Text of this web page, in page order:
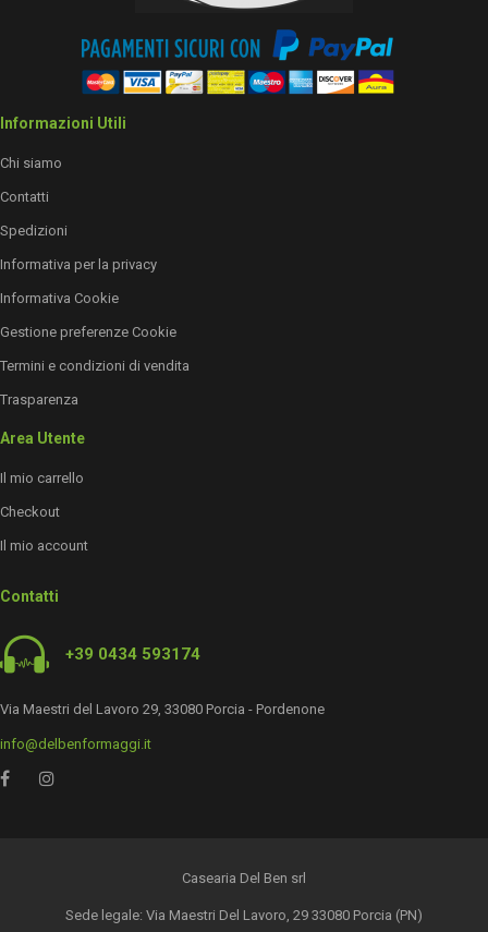
Informazioni Utili
Chi siamo
Contatti
Spedizioni
Informativa per la privacy
Informativa Cookie
Gestione preferenze Cookie
Termini e condizioni di vendita
Trasparenza
Area Utente
Il mio carrello
Checkout
Il mio account
Contatti
+39 0434 593174
Via Maestri del Lavoro 29, 33080 Porcia - Pordenone
info@delbenformaggi.it
Casearia Del Ben srl
Sede legale: Via Maestri Del Lavoro, 29 33080 Porcia (PN)